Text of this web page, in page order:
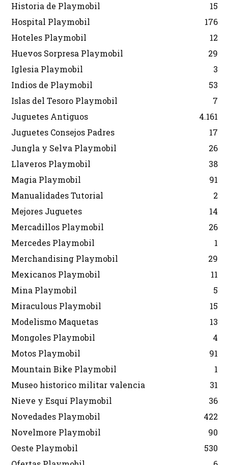
Historia de Playmobil
15
Hospital Playmobil
176
Hoteles Playmobil
12
Huevos Sorpresa Playmobil
29
Iglesia Playmobil
3
Indios de Playmobil
53
Islas del Tesoro Playmobil
7
Juguetes Antiguos
4.161
Juguetes Consejos Padres
17
Jungla y Selva Playmobil
26
Llaveros Playmobil
38
Magia Playmobil
91
Manualidades Tutorial
2
Mejores Juguetes
14
Mercadillos Playmobil
26
Mercedes Playmobil
1
Merchandising Playmobil
29
Mexicanos Playmobil
11
Mina Playmobil
5
Miraculous Playmobil
15
Modelismo Maquetas
13
Mongoles Playmobil
4
Motos Playmobil
91
Mountain Bike Playmobil
1
Museo historico militar valencia
31
Nieve y Esquí Playmobil
36
Novedades Playmobil
422
Novelmore Playmobil
90
Oeste Playmobil
530